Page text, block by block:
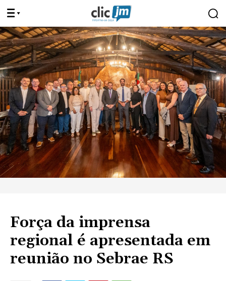
Força da imprensa
regional é apresentada em
reunião no Sebrae RS